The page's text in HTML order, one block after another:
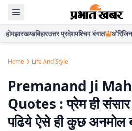
होमझारखण्डबिहारउत्तर प्रदेशपश्चिम बंगाल
Home Life And Style
Premanand Ji
Quotes : प्रेम ही
पढिये ऐसे ही कुछ अनमोल